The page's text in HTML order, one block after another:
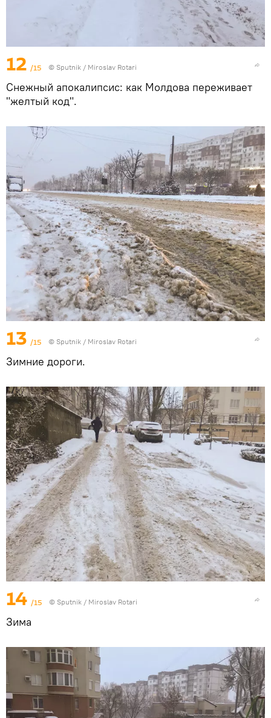
12 /15 © Sputnik / Miroslav Rotari
Снежный апокалипсис: как Молдова переживает
"желтый код".
13 /15 © Sputnik / Miroslav Rotari
Зимние дороги.
14 /15 © Sputnik / Miroslav Rotari
Зима